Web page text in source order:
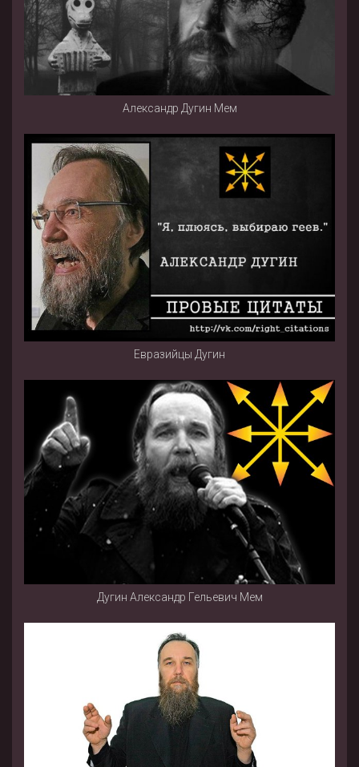
Александр Дугин Мем
Евразийцы Дугин
Дугин Александр Гельевич Мем